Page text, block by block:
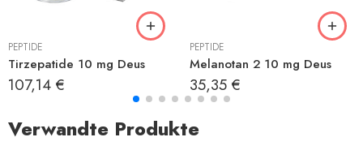
PEPTIDE
Tirzepatide 10 mg Deus
107,14 €
PEPTIDE
Melanotan 2 10 mg Deus
35,35 €
Verwandte Produkte